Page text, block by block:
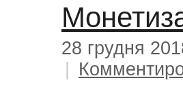
28 грудня